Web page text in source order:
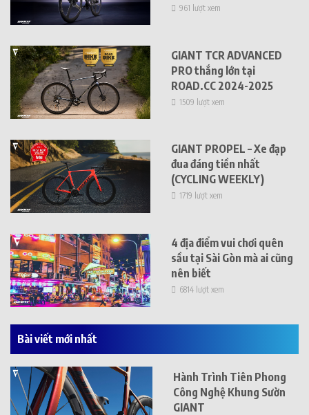
961 lượt xem
GIANT TCR ADVANCED
PRO thắng lớn tại
ROAD.CC 2024-2025
1509 lượt xem
GIANT PROPEL – Xe đạp
đua đáng tiền nhất
(CYCLING WEEKLY)
1719 lượt xem
4 địa điểm vui chơi quên
sầu tại Sài Gòn mà ai cũng
nên biết
6814 lượt xem
Bài viết mới nhất
Hành Trình Tiên Phong
Công Nghệ Khung Sườn
GIANT